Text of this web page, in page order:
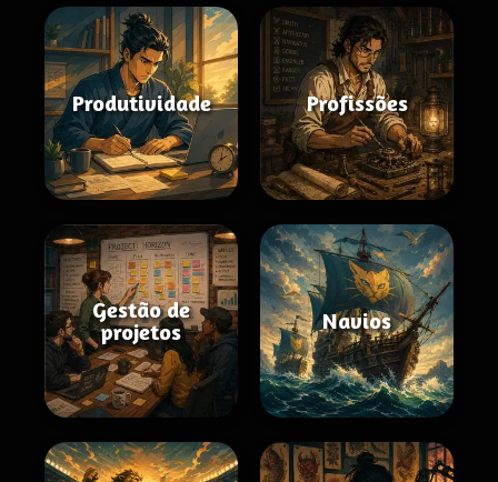
Produtividade Profissões
Gestão de
projetos
Navios